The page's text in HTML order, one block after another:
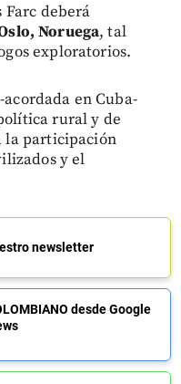
deberá
Noruega, tal
exploratorios.
en Cuba-
rural y de
la participación
y el
newsletter
desde Google